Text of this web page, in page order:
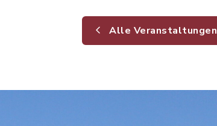
Alle Veranstaltungen